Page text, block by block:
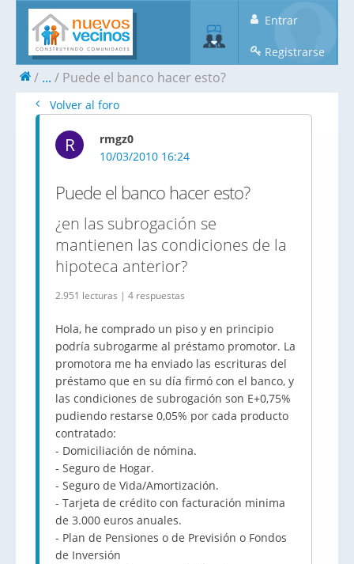
Entrar
Registrarse
... Puede el banco hacer esto?
Volver al foro
R
rmgz0
10/03/2010 16:24
Puede el banco hacer esto?
¿en las subrogación se
mantienen las condiciones de la
hipoteca anterior?
2.951 lecturas | 4 respuestas
Hola, he comprado un piso y en principio
podría subrogarme al préstamo promotor. La
promotora me ha enviado las escrituras del
préstamo que en su día firmó con el banco, y
las condiciones de subrogación son E+0,75%
pudiendo restarse 0,05% por cada producto
contratado:
- Domiciliación de nómina.
- Seguro de Hogar.
- Seguro de Vida/Amortización.
- Tarjeta de crédito con facturación minima
de 3.000 euros anuales.
- Plan de Pensiones o de Previsión o Fondos
de Inversión